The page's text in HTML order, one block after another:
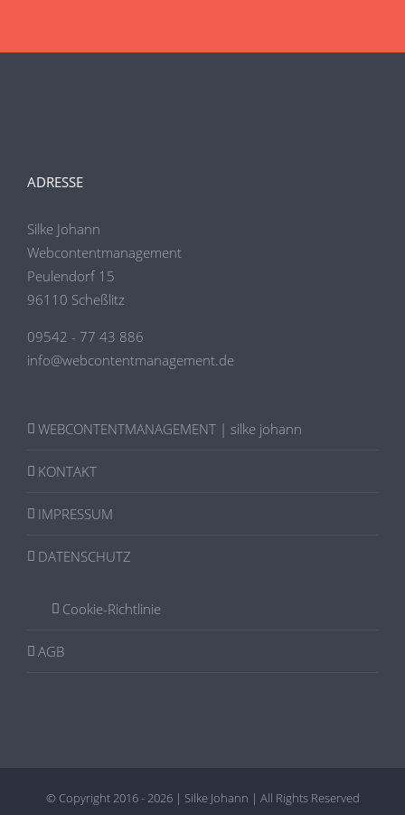
ADRESSE
Silke Johann
Webcontentmanagement
Peulendorf 15
96110 Scheßlitz
09542 - 77 43 886
info@webcontentmanagement.de
WEBCONTENTMANAGEMENT | silke johann
KONTAKT
IMPRESSUM
DATENSCHUTZ
Cookie-Richtlinie
AGB
© Copyright 2016 -2026 | Silke Johann | All Rights Reserved